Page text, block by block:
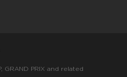
GRAND PRIX and related